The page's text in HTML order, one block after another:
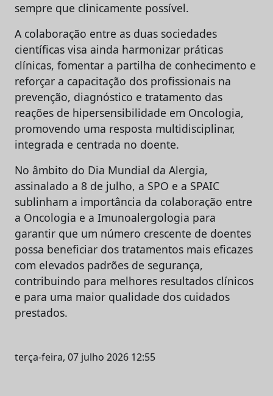
sempre que clinicamente possível.
A colaboração entre as duas sociedades
científicas visa ainda harmonizar práticas
clínicas, fomentar a partilha de conhecimento e
reforçar a capacitação dos profissionais na
prevenção, diagnóstico e tratamento das
reações de hipersensibilidade em Oncologia,
promovendo uma resposta multidisciplinar,
integrada e centrada no doente.
No âmbito do Dia Mundial da Alergia,
assinalado a 8 de julho, a SPO e a SPAIC
sublinham a importância da colaboração entre
a Oncologia e a Imunoalergologia para
garantir que um número crescente de doentes
possa beneficiar dos tratamentos mais eficazes
com elevados padrões de segurança,
contribuindo para melhores resultados clínicos
e para uma maior qualidade dos cuidados
prestados.
terça-feira, 07 julho 2026 12:55